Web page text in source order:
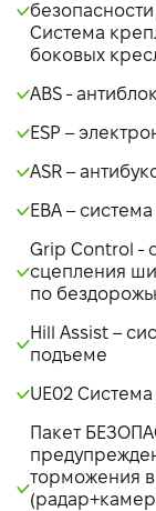
Система
боковых
ABS -
ESP –
ASR –
EBA –
Grip Control -
сцепления
по
Hill Assist –
подъеме
UE02
Пакет
торможения в